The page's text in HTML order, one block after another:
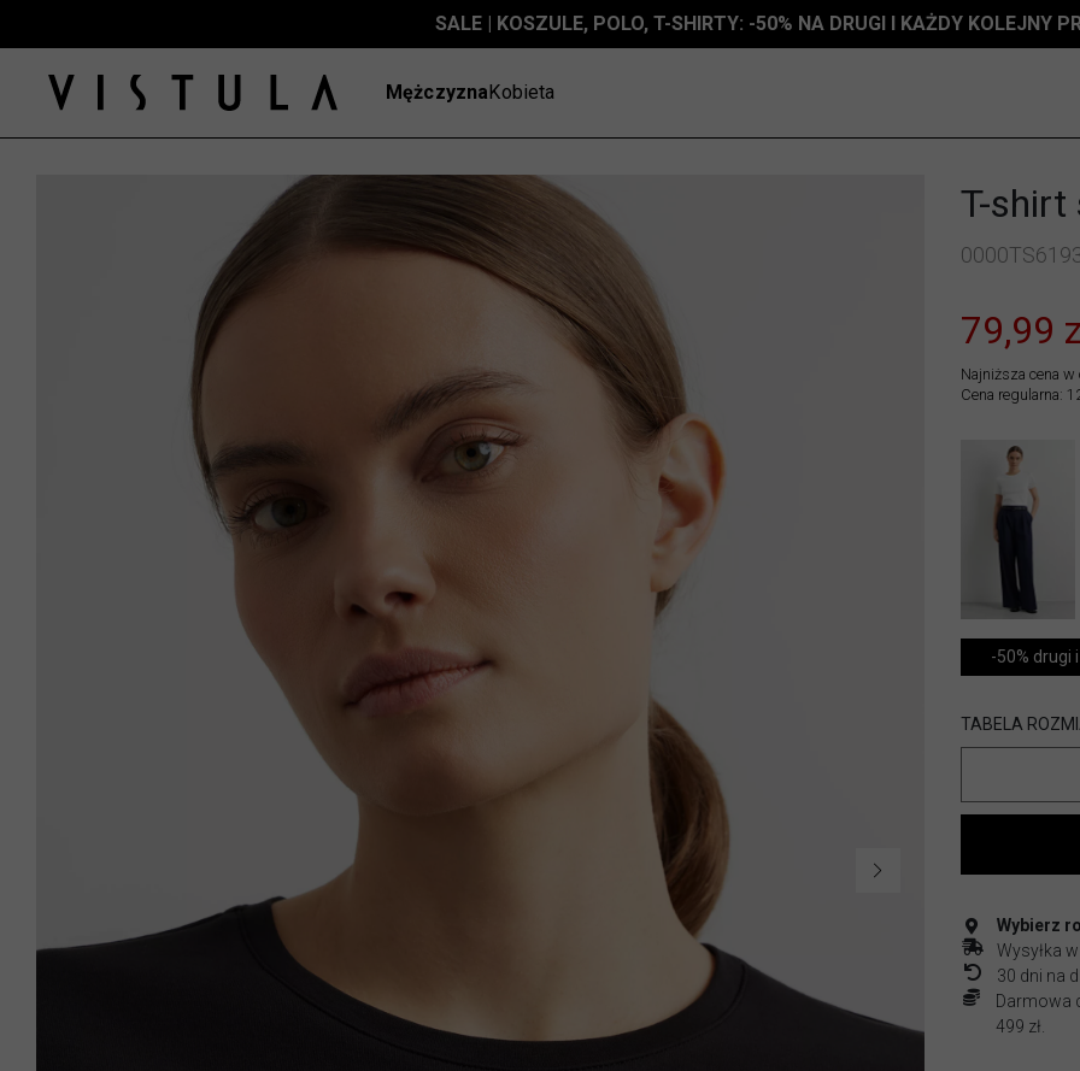
SALE | KOSZULE, POLO, T-SHIRTY: -50% NA DRUGI I KAŻDY KOLEJNY
MężczyznaKobieta
T-shirt
79,99
Najniższa cena
Cena regularna:
-50% drugi
TABELA
Wybierz
Wysyłka
30 dni na
Darmowa
499 zł.